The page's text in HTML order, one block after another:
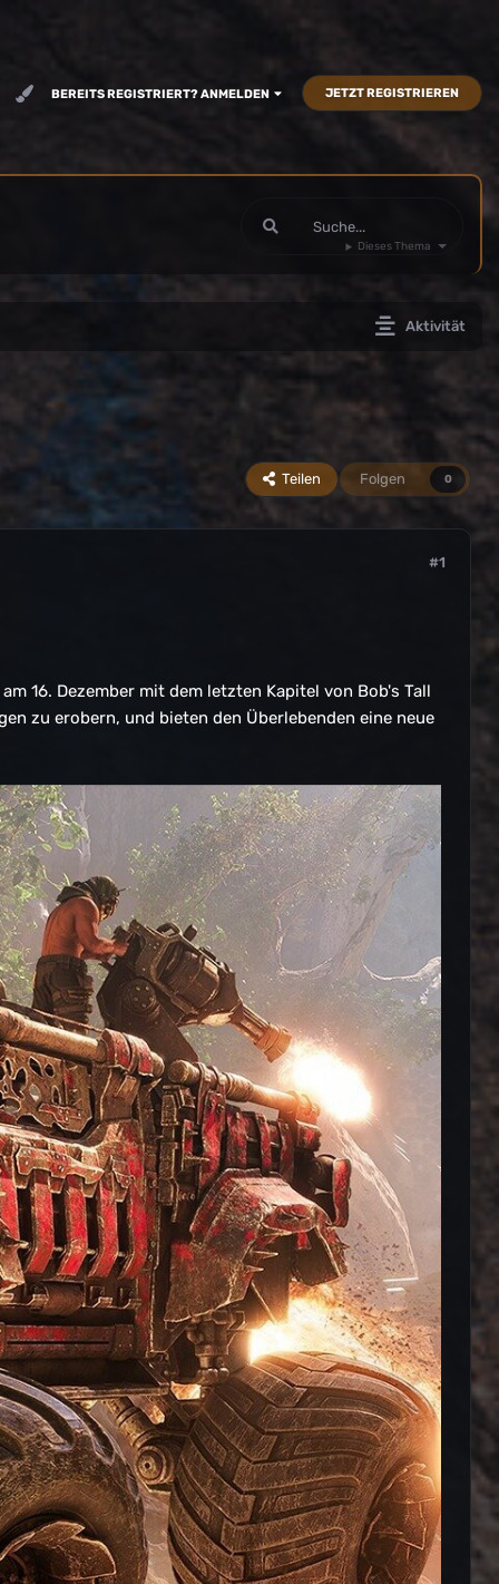
BEREITS REGISTRIERT? ANMELDEN JETZT REGISTRIEREN
Dieses Thema
Aktivität
Teilen Folgen 0
#1
16. Dezember mit dem letzten Kapitel von Bob's Tall
zu erobern, und bieten den Überlebenden eine neue